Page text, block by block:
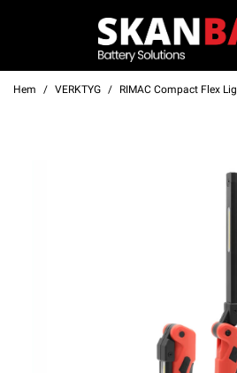
Hem VERKTYG RIMAC Compact Flex